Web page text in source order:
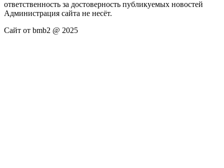
ответственность за достоверность публикуемых новостей
Администрация сайта не несёт.
Сайт от bmb2 @ 2025